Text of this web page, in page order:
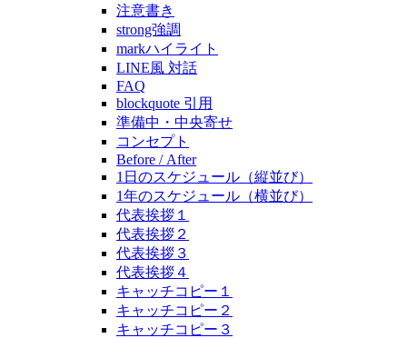
注意書き
strong強調
markハイライト
LINE風 対話
FAQ
blockquote 引用
準備中・中央寄せ
コンセプト
Before / After
1日のスケジュール（縦並び）
1年のスケジュール（横並び）
代表挨拶１
代表挨拶２
代表挨拶３
代表挨拶４
キャッチコピー１
キャッチコピー２
キャッチコピー３